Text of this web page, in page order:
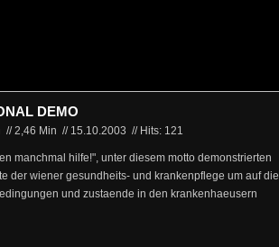
DEMO
//2,46 Min // 15.10.2003 // Hits: 121
manchmal hilfe!", unter diesem motto demonstrierten
der wiener gesundheits- und krankenpflege um auf die
und zustaende in den krankenhaeusern